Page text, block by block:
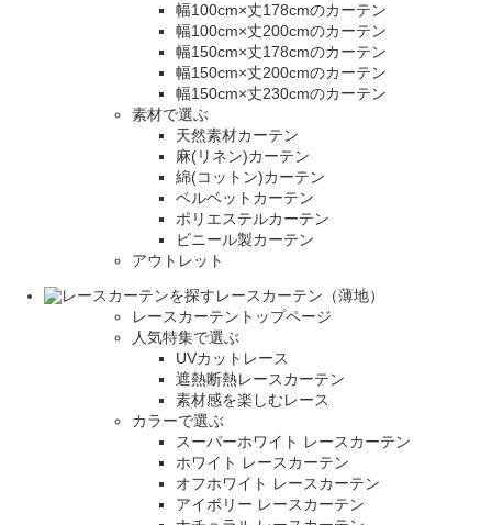
幅100cm×丈178cmのカーテン
幅100cm×丈200cmのカーテン
幅150cm×丈178cmのカーテン
幅150cm×丈200cmのカーテン
幅150cm×丈230cmのカーテン
素材で選ぶ
天然素材カーテン
麻(リネン)カーテン
綿(コットン)カーテン
ベルベットカーテン
ポリエステルカーテン
ビニール製カーテン
アウトレット
レースカーテン（薄地）
レースカーテントップページ
人気特集で選ぶ
UVカットレース
遮熱断熱レースカーテン
素材感を楽しむレース
カラーで選ぶ
スーパーホワイト レースカーテン
ホワイト レースカーテン
オフホワイト レースカーテン
アイボリー レースカーテン